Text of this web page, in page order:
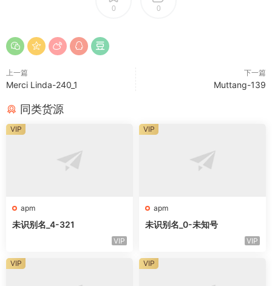
0 0
上一篇
Merci Linda-240_1
下一篇
Muttang-139
同类货源
apm
未识别名_4-321
VIP
VIP
apm
未识别名_0-未知号
VIP
VIP
VIP VIP